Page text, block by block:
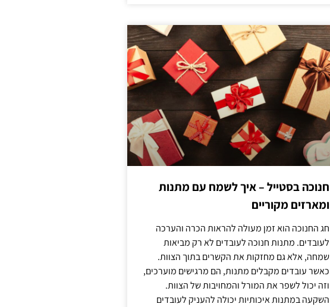
חנוכה בסטייל – איך לשמח עם מתנות
ומארזים מקוריים
חג החנוכה הוא זמן מעולה להראות הכרה והערכה
לעובדים. מתנות חנוכה לעובדים לא רק מביאות
שמחה, אלא גם מחזקות את הקשרים בתוך הצוות.
כאשר עובדים מקבלים מתנות, הם מרגישים מוערכים,
וזה יכול לשפר את המורל והמחויבות של הצוות.
השקעה במתנות איכותיות יכולה להעניק לעובדים